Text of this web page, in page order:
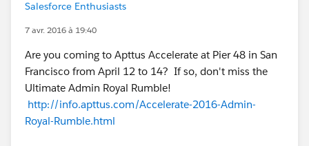
Salesforce Enthusiasts
7 avr. 2016 à 19:40
Are you coming to Apttus Accelerate at Pier 48 in San
Francisco from April 12 to 14? If so, don't miss the
Ultimate Admin Royal Rumble!
http://info.apttus.com/Accelerate-2016-Admin-
Royal-Rumble.html